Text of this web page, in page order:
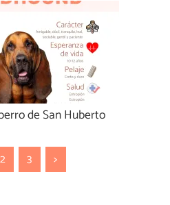
de San Huberto
2 3 >